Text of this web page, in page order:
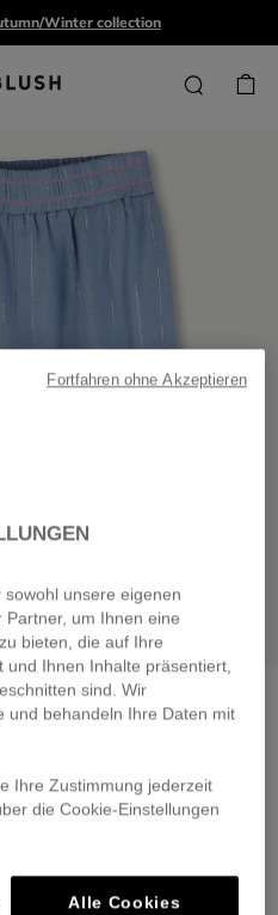
Winter collection
bleach
sowohl unsere eigenen
um Ihnen eine
bieten, die auf Ihre
und Ihnen Inhalte präsentiert,
sind. Wir
und behandeln Ihre Daten mit
Ihre Zustimmung jederzeit
die Cookie-Einstellungen
Alle Cookies
Fortfahren ohne Akzeptieren